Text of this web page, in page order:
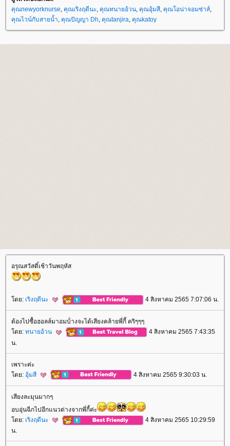
คุณnewyorknurse, คุณเริงฤดีนะ, คุณทนายอ้วน, คุณอุ้มสี, คุณโอน่าจอมซ่าส์,
คุณไวน์กับสายน้ำ, คุณปัญญา Dh, คุณtanjira, คุณkatoy
อรุณสวัสดิ์เช้าวันพฤหัส
ดย: เริงฤดีนะ 4 สิงหาคม 2565 7:07:06 น.
ต้องไปซื้อฮอลล์มาอมบ้่างจะได้เสียงคล้ายพี่กี้ คริๆๆๆ
ดย: ทนายอ้วน
4 สิงหาคม 2565 7:43:35
น.
เพราะค่ะ
ดย: อุ้มสี 4 สิงหาคม 2565 9:30:03 น.
เสียงละมุนมากๆ
อบอุ่นฉีกไปอีกแนวต่างจากพี่กี้ค่ะ
ดย: เริงฤดีนะ
4 สิงหาคม 2565 10:29:59
น.